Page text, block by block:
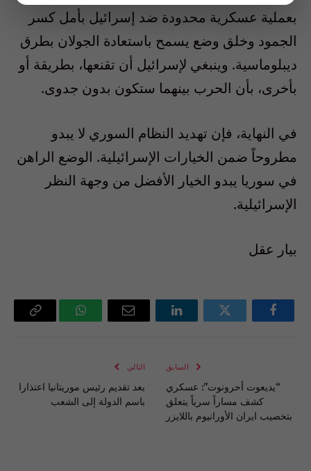
بعملية عسكرية محدودة ضد إسرائيل بأمل كسر
الجمود وخلق وضع يسمح باستعادة الجولان بطرق
ديبلوماسية. وينبغي لإسرائيل أن تقنعها، بطريقة أو
بأخرى، بأن الحرب بينهما ستكون بدون جدوى.
في النهاية، فإن تهديد النظام السوري لا يبدو
مطروحاً ضمن الخيارات الإسرائيلية. الوضع الراهن
في سوريا يبدو الخيار الأفضل من وجهة النظر
الإسرائيلية.
بيار عقل
فيسبوك تويتر لينكدإن
البريد
واتساب Copy
السابق
“يديعوت أحرونوت”: عسكري
كشف مساراً سرياً يتعلق
بتخصيب ايران الأورانيوم باللايزر
التالي
بعد تقديم رئيس موريتانيا اعتذارا
باسم الدولة إلى الشعب